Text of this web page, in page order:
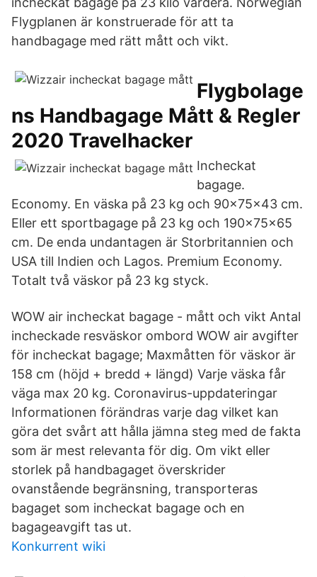
Flygplanen är konstruerade för att ta
handbagage med rätt mått och vikt.
Flygbolage
ns Handbagage Mått & Regler
2020 Travelhacker
Incheckat
bagage.
Economy. En väska på 23 kg och 90x75x43 cm.
Eller ett sportbagage på 23 kg och 190x75x65
cm. De enda undantagen är Storbritannien och
USA till Indien och Lagos. Premium Economy.
Totalt två väskor på 23 kg styck.
WOW air incheckat bagage - mått och vikt Antal
incheckade resväskor ombord WOW air avgifter
för incheckat bagage; Maxmåtten för väskor är
158 cm (höjd + bredd + längd) Varje väska får
väga max 20 kg. Coronavirus-uppdateringar
Informationen förändras varje dag vilket kan
göra det svårt att hålla jämna steg med de fakta
som är mest relevanta för dig. Om vikt eller
storlek på handbagaget överskrider
ovanstående begränsning, transporteras
bagaget som incheckat bagage och en
bagageavgift tas ut.
Konkurrent wiki